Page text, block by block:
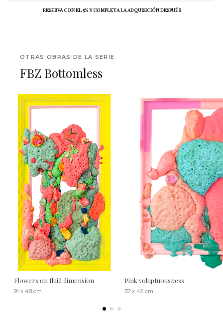
RESERVA CON EL 5% Y COMPLETA LA ADQUISICIÓN DESPUÉS
OTRAS OBRAS DE LA SERIE
FBZ Bottomless
Flowers on fluid dimension
91 x 48 cm
Pink voluptuousness
57 x 42 cm